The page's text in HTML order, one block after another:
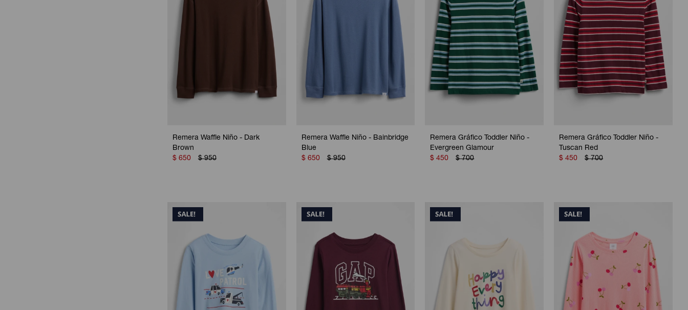
Remera Waffle Niño - Dark
Brown
$ 650 $ 950
Remera Waffle Niño - Bainbridge
Blue
$ 650 $ 950
Remera Gráfico Toddler Niño -
Evergreen Glamour
$ 450 $ 700
Remera Gráfico Toddler Niño -
Tuscan Red
$ 450 $ 700